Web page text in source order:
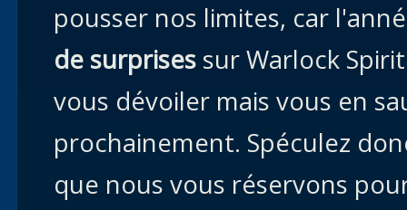
pousser nos limites, car
de surprises sur Warlock
vous dévoiler mais vous en
prochainement. Spéculez
que nous vous réservons